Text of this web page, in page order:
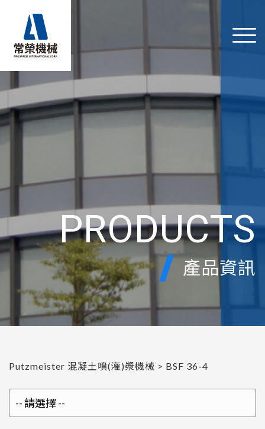
PRODUCTS
產品資訊
Putzmeister 混凝土噴(灌)漿機械 > BSF 36-4